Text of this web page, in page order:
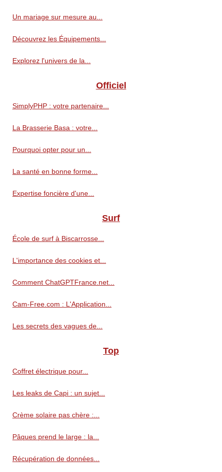
Un mariage sur mesure au...
Découvrez les Équipements...
Explorez l'univers de la...
Officiel
SimplyPHP : votre partenaire...
La Brasserie Basa : votre...
Pourquoi opter pour un...
La santé en bonne forme...
Expertise foncière d'une...
Surf
École de surf à Biscarrosse...
L'importance des cookies et...
Comment ChatGPTFrance.net...
Cam-Free.com : L'Application...
Les secrets des vagues de...
Top
Coffret électrique pour...
Les leaks de Capi : un sujet...
Crème solaire pas chère :...
Pâques prend le large : la...
Récupération de données...